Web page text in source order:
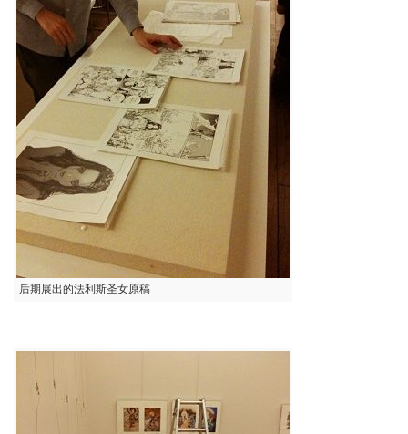
后期展出的法利斯圣女原稿